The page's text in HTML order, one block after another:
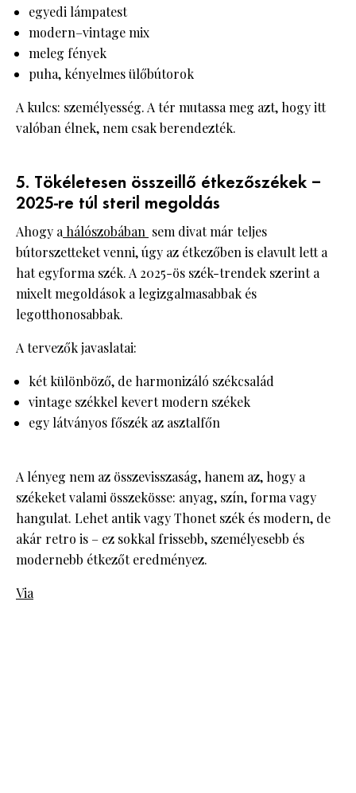
egyedi lámpatest
modern–vintage mix
meleg fények
puha, kényelmes ülőbútorok
A kulcs: személyesség. A tér mutassa meg azt, hogy itt
valóban élnek, nem csak berendezték.
5. Tökéletesen összeillő étkezőszékek –
2025-re túl steril megoldás
Ahogy a hálószobában sem divat már teljes
bútorszetteket venni, úgy az étkezőben is elavult lett a
hat egyforma szék. A 2025-ös szék-trendek szerint a
mixelt megoldások a legizgalmasabbak és
legotthonosabbak.
A tervezők javaslatai:
két különböző, de harmonizáló székcsalád
vintage székkel kevert modern székek
egy látványos főszék az asztalfőn
A lényeg nem az összevisszaság, hanem az, hogy a
székeket valami összekösse: anyag, szín, forma vagy
hangulat. Lehet antik vagy Thonet szék és modern, de
akár retro is – ez sokkal frissebb, személyesebb és
modernebb étkezőt eredményez.
Via